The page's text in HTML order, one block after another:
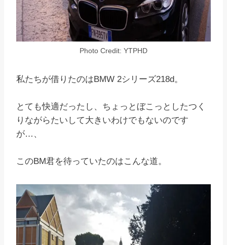
Photo Credit: YTPHD
私たちが借りたのはBMW 2シリーズ218d。
とても快適だったし、ちょっとぼこっとしたつく
りながらたいして大きいわけでもないのです
が…、
このBM君を待っていたのはこんな道。